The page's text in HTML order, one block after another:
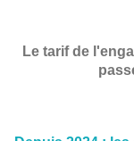
Le tarif de